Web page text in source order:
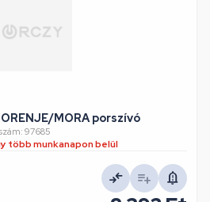
MORA porszívó
97685
több munkanapon belül